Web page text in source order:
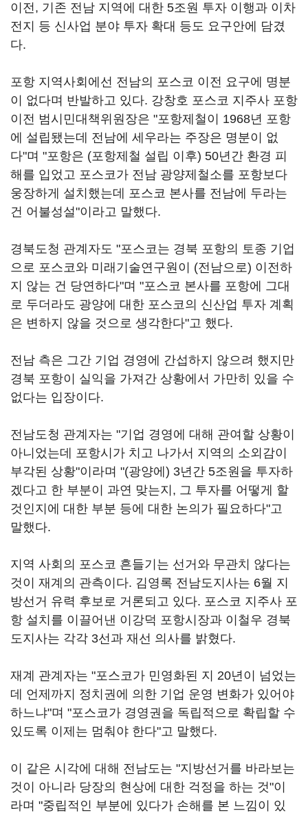
이전, 기존 전남 지역에 대한 5조원 투자 이행과 이차
전지 등 신사업 분야 투자 확대 등도 요구안에 담겼
다.
포항 지역사회에선 전남의 포스코 이전 요구에 명분
이 없다며 반발하고 있다. 강창호 포스코 지주사 포항
이전 범시민대책위원장은 "포항제철이 1968년 포항
에 설립됐는데 전남에 세우라는 주장은 명분이 없
다"며 "포항은 (포항제철 설립 이후) 50년간 환경 피
해를 입었고 포스코가 전남 광양제철소를 포항보다
웅장하게 설치했는데 포스코 본사를 전남에 두라는
건 어불성설"이라고 말했다.
경북도청 관계자도 "포스코는 경북 포항의 토종 기업
으로 포스코와 미래기술연구원이 (전남으로) 이전하
지 않는 건 당연하다"며 "포스코 본사를 포항에 그대
로 두더라도 광양에 대한 포스코의 신산업 투자 계획
은 변하지 않을 것으로 생각한다"고 했다.
전남 측은 그간 기업 경영에 간섭하지 않으려 했지만
경북 포항이 실익을 가져간 상황에서 가만히 있을 수
없다는 입장이다.
전남도청 관계자는 "기업 경영에 대해 관여할 상황이
아니었는데 포항시가 치고 나가서 지역의 소외감이
부각된 상황"이라며 "(광양에) 3년간 5조원을 투자하
겠다고 한 부분이 과연 맞는지, 그 투자를 어떻게 할
것인지에 대한 부분 등에 대한 논의가 필요하다"고
말했다.
지역 사회의 포스코 흔들기는 선거와 무관치 않다는
것이 재계의 관측이다. 김영록 전남도지사는 6월 지
방선거 유력 후보로 거론되고 있다. 포스코 지주사 포
항 설치를 이끌어낸 이강덕 포항시장과 이철우 경북
도지사는 각각 3선과 재선 의사를 밝혔다.
재계 관계자는 "포스코가 민영화된 지 20년이 넘었는
데 언제까지 정치권에 의한 기업 운영 변화가 있어야
하느냐"며 "포스코가 경영권을 독립적으로 확립할 수
있도록 이제는 멈춰야 한다"고 말했다.
이 같은 시각에 대해 전남도는 "지방선거를 바라보는
것이 아니라 당장의 현상에 대한 걱정을 하는 것"이
라며 "중립적인 부분에 있다가 손해를 본 느낌이 있